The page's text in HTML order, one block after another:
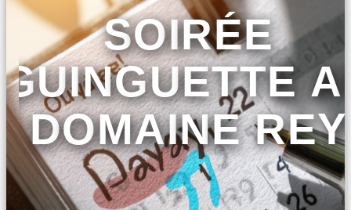
SOIRÉE
GUINGUETTE
DOMAINE REY